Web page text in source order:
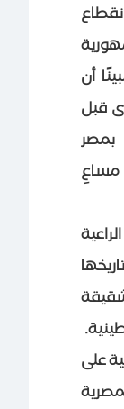
أن
قبل
بمصر
على